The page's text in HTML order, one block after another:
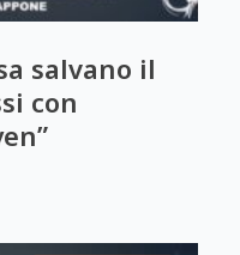
salvano il
con